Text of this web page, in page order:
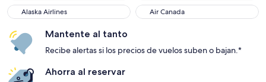
Alaska Airlines
Alaska Airlines Air Canada
Air Canada
Mantente al tanto
Recibe alertas si los precios de vuelos suben o bajan.*
Ahorra al reservar